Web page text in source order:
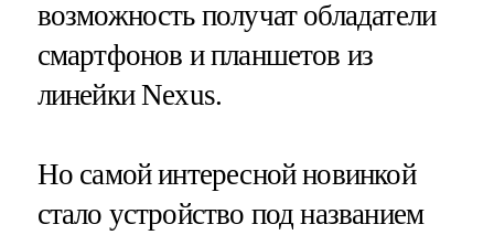
возможность получат обладатели
смартфонов и планшетов из
линейки Nexus.
Но самой интересной новинкой
стало устройство под названием